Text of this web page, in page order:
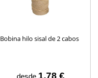
Bobina hilo sisal de 2 cabos
desde 1,78 €